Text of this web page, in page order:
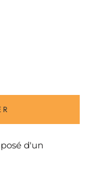
d'un